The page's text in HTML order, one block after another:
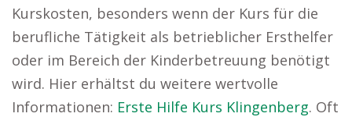
Kurskosten, besonders wenn der Kurs für die
berufliche Tätigkeit als betrieblicher Ersthelfer
oder im Bereich der Kinderbetreuung benötigt
wird. Hier erhältst du weitere wertvolle
Informationen: Erste Hilfe Kurs Klingenberg. Oft